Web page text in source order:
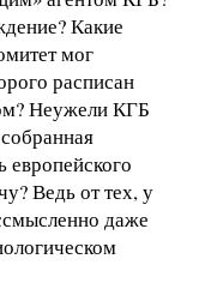
Какие
мог
расписан
Неужели КГБ
европейского
Ведь от тех, у
даже